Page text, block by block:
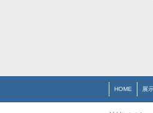
HOME 展